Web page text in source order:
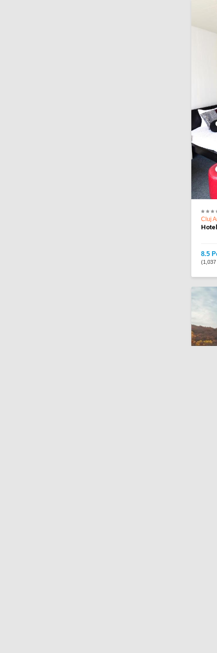
Cluj
8.5